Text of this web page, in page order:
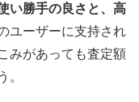
い勝手の良さと、高
ユーザーに支持され
みがあっても査定額
。